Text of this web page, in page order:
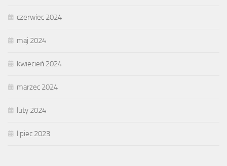
czerwiec 2024
maj 2024
kwiecień 2024
marzec 2024
luty 2024
lipiec 2023